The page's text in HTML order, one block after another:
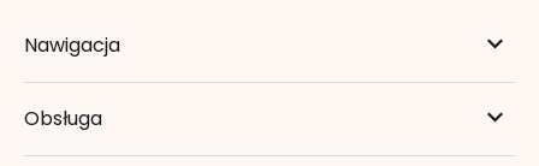
Nawigacja
Obsługa